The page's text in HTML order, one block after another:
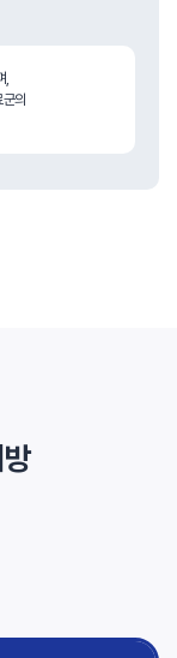
,
의